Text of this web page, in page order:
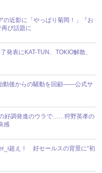
の近影に「やっぱり菊岡！」『お
再び話題に
発表にKAT-TUN、TOKIO解散、
動後からの騒動を回顧――公式サ
好調発進のウラで……狩野英孝の
感
超え！ 好セールスの背景に“初